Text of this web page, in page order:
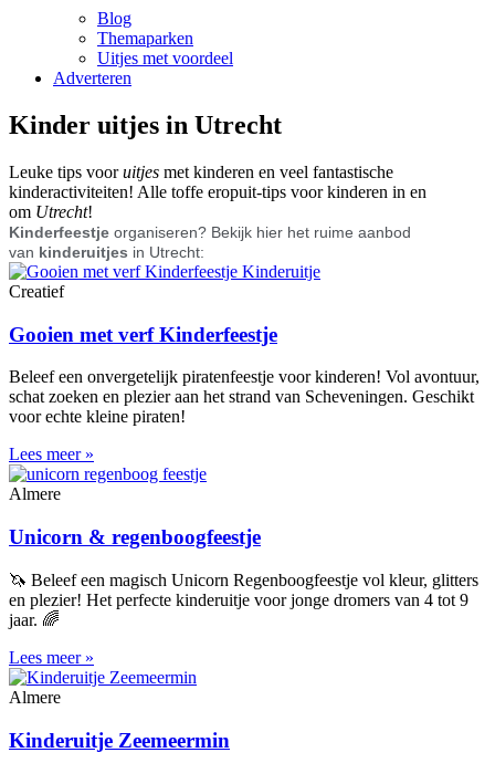
Blog
Themaparken
Uitjes met voordeel
Adverteren
Kinder uitjes in Utrecht
Leuke tips vooruitjes met kinderen en veel fantastische
kinderactiviteiten! Alle toffe eropuit-tips voor kinderen in en
om Utrecht!
Kinderfeestje organiseren? Bekijk hier het ruime aanbod
van kinderuitjes in Utrecht:
Creatief
Gooien met verf Kinderfeestje
Beleef een onvergetelijk piratenfeestje voor kinderen! Vol avontuur,
schat zoeken en plezier aan het strand van Scheveningen. Geschikt
voor echte kleine piraten!
Lees meer »
Almere
Unicorn & regenboogfeestje
🦄 Beleef een magisch Unicorn Regenboogfeestje vol kleur, glitters
en plezier! Het perfecte kinderuitje voor jonge dromers van 4 tot 9
jaar. 🌈
Lees meer »
Almere
Kinderuitje Zeemeermin